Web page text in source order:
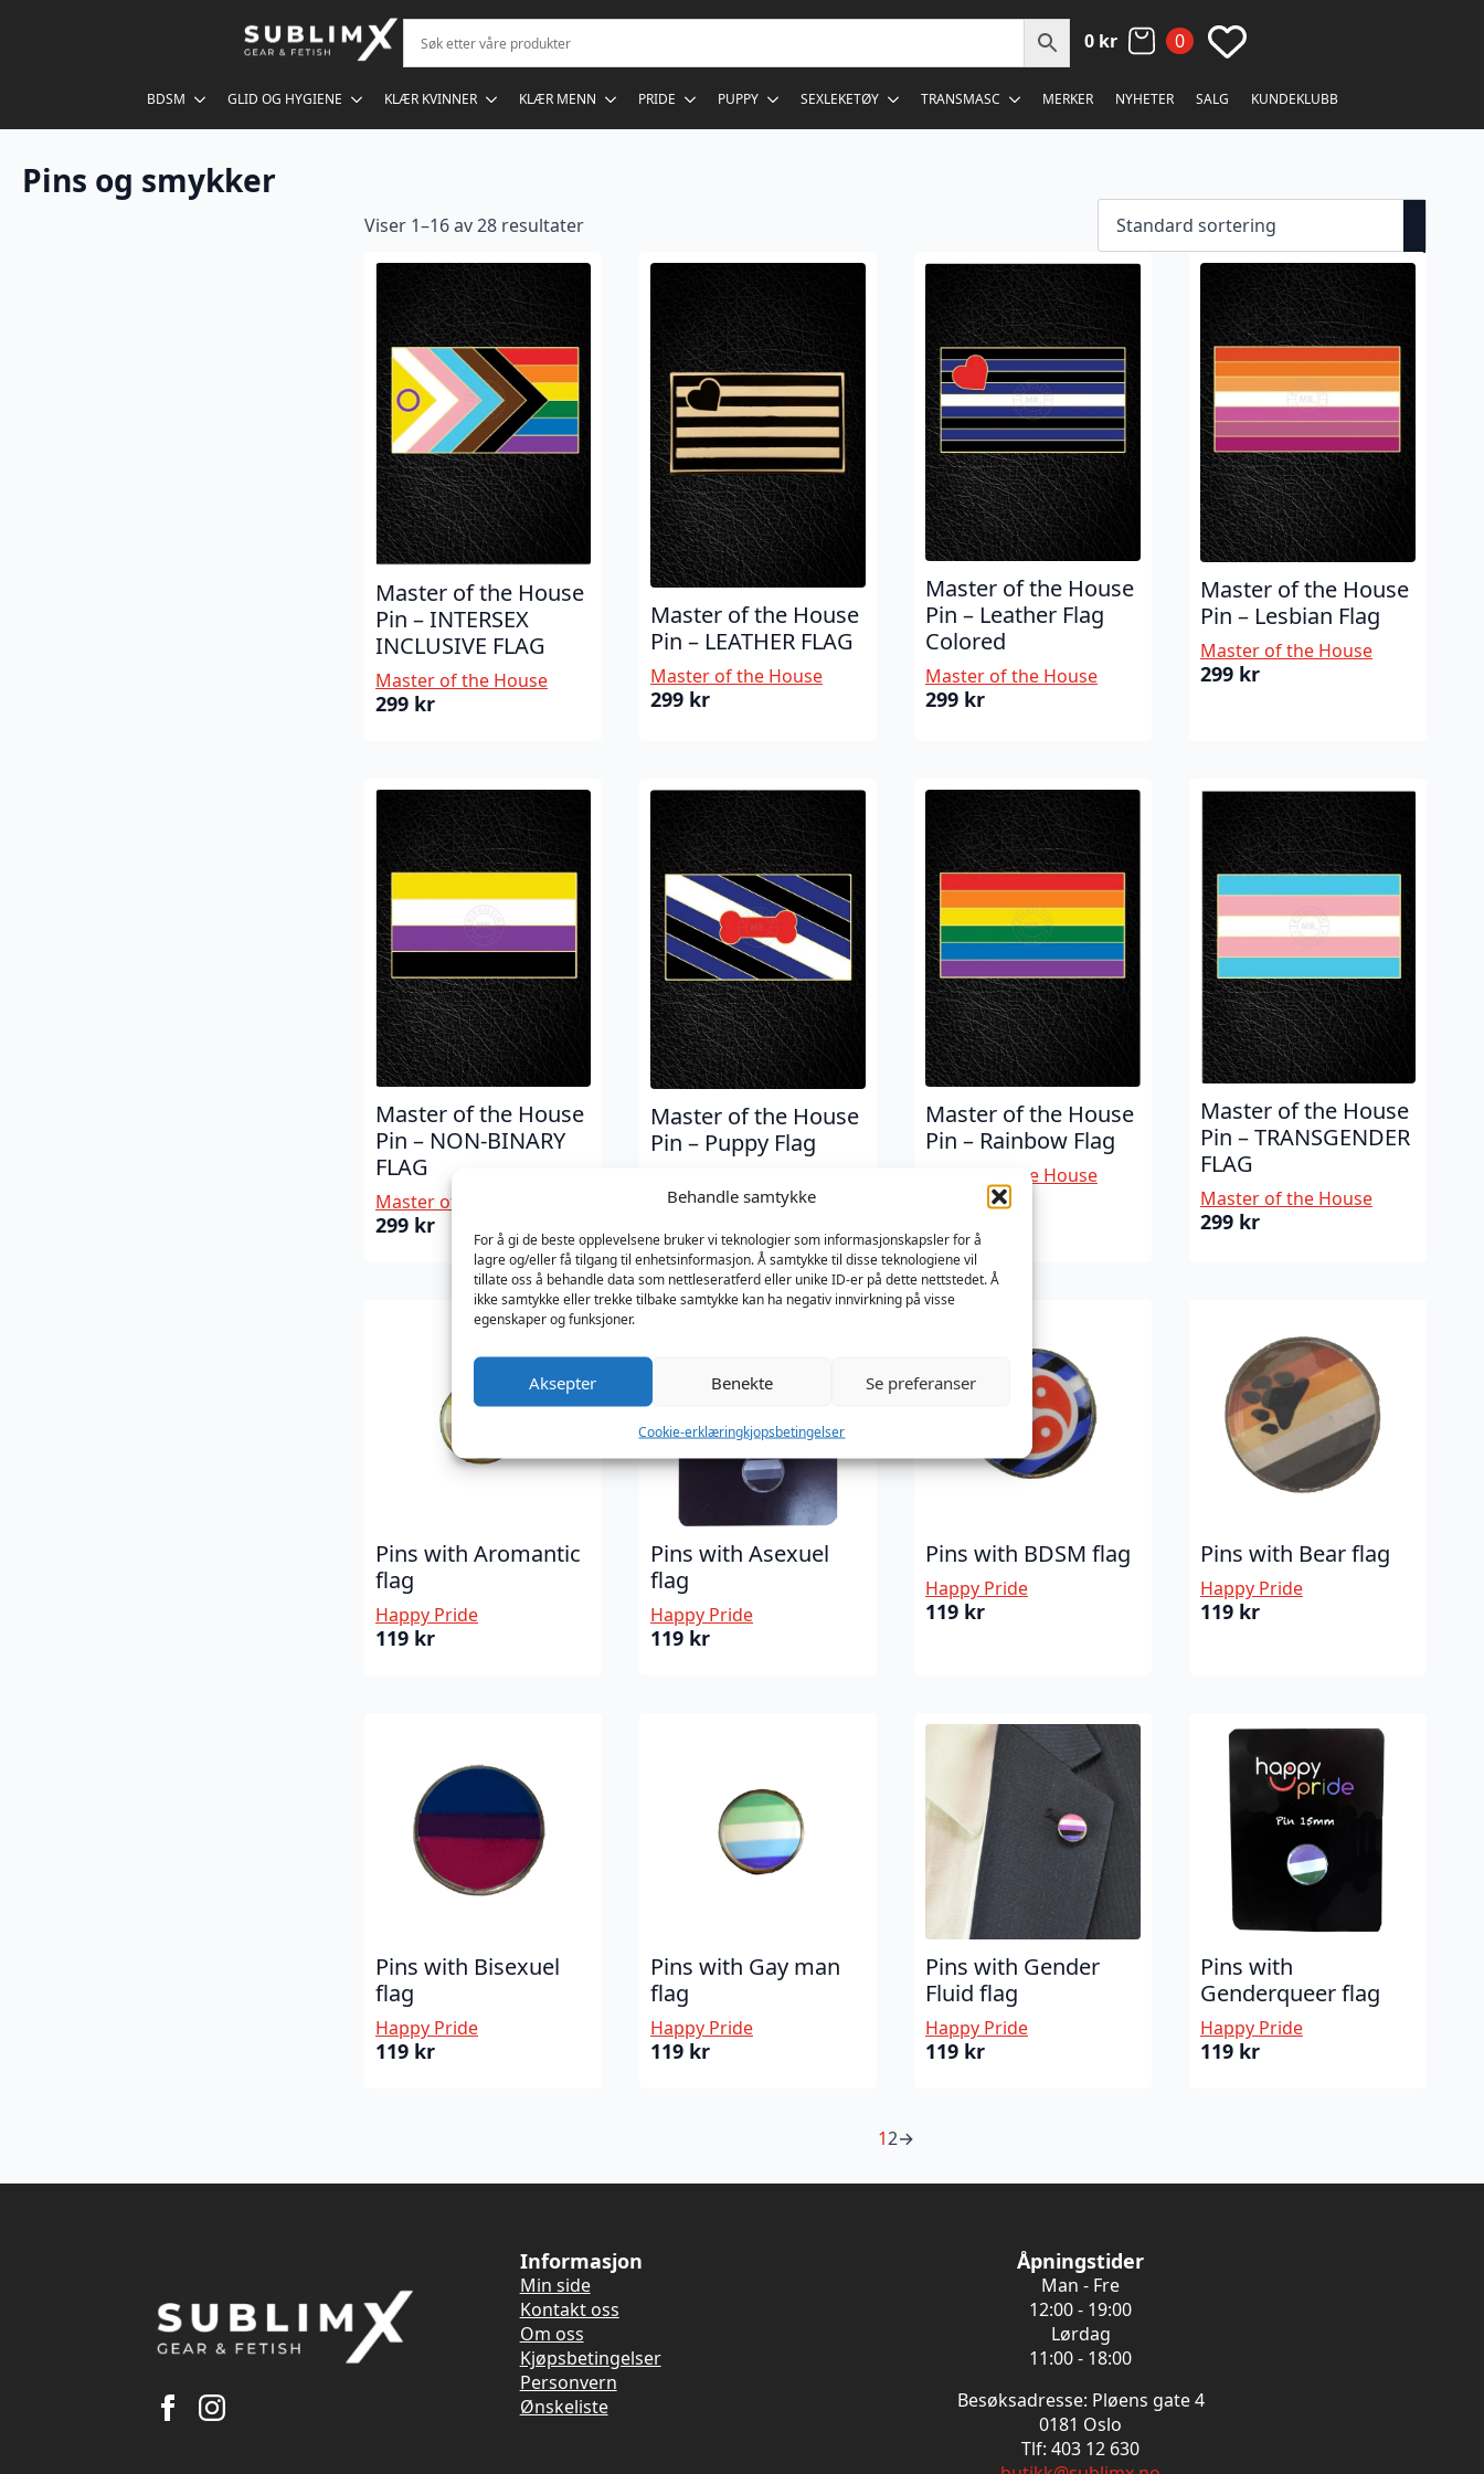
Behandle samtykke
For å gi de beste opplevelsene bruker vi teknologier som informasjonskapsler for å
lagre og/eller få tilgang til enhetsinformasjon. Å samtykke til disse teknologiene vil
tillate oss å behandle data som nettleseratferd eller unike ID-er på dette nettstedet. Å
ikke samtykke eller trekke tilbake samtykke kan ha negativ innvirkning på visse
egenskaper og funksjoner.
Aksepter Benekte Se preferanser
Cookie-erklæringkjopsbetingelser
0 kr 0
BDSM GLID OG HYGIENE KLÆR KVINNER KLÆR MENN PRIDE PUPPY SEXLEKETØY TRANSMASC MERKER NYHETER SALG KUNDEKLUBB
Pins og smykker
Viser 1–16 av 28 resultater
Master of the House
Pin – INTERSEX
INCLUSIVE FLAG
Master of the House
299 kr
Master of the House
Pin – LEATHER FLAG
Master of the House
299 kr
Master of the House
Pin – Leather Flag
Colored
Master of the House
299 kr
Master of the House
Pin – Lesbian Flag
Master of the House
299 kr
Master of the House
Pin – NON-BINARY
FLAG
Master of the House
299 kr
Master of the House
Pin – Puppy Flag
299kr
Master of the House
Pin – Rainbow Flag
Master of the House
Master of the House
Pin – TRANSGENDER
FLAG
Master of the House
299 kr
Pins with Aromantic
flag
Happy Pride
119 kr
Pins with Asexuel
flag
Happy Pride
119 kr
Pins with BDSM flag
Happy Pride
119 kr
Pins with Bear flag
Happy Pride
119 kr
Pins with Bisexuel
flag
Happy Pride
119 kr
Pins with Gay man
flag
Happy Pride
119 kr
Pins with Gender
Fluid flag
Happy Pride
119 kr
Pins with
Genderqueer flag
Happy Pride
119 kr
12→
Informasjon
Min side
Kontakt oss
Om oss
Kjøpsbetingelser
Personvern
Ønskeliste
Åpningstider
Man - Fre
12:00 - 19:00
Lørdag
11:00 - 18:00
Besøksadresse: Pløens gate 4
0181 Oslo
Tlf: 403 12 630